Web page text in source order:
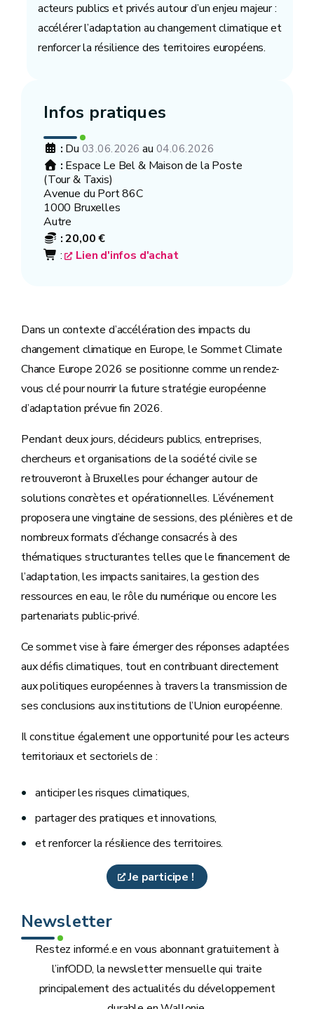
acteurs publics et privés autour d’un enjeu majeur :
accélérer l’adaptation au changement climatique et
renforcer la résilience des territoires européens.
Infos pratiques
: Du 03.06.2026 au 04.06.2026
: Espace Le Bel & Maison de la Poste
(Tour & Taxis)
Avenue du Port 86C
1000 Bruxelles
Autre
: 20,00 €
:
Lien d'infos d'achat
Dans un contexte d’accélération des impacts du
changement climatique en Europe, le Sommet Climate
Chance Europe 2026 se positionne comme un rendez-
vous clé pour nourrir la future stratégie européenne
d’adaptation prévue fin 2026.
Pendant deux jours, décideurs publics, entreprises,
chercheurs et organisations de la société civile se
retrouveront à Bruxelles pour échanger autour de
solutions concrètes et opérationnelles. L’événement
proposera une vingtaine de sessions, des plénières et de
nombreux formats d’échange consacrés à des
thématiques structurantes telles que le financement de
l’adaptation, les impacts sanitaires, la gestion des
ressources en eau, le rôle du numérique ou encore les
partenariats public-privé.
Ce sommet vise à faire émerger des réponses adaptées
aux défis climatiques, tout en contribuant directement
aux politiques européennes à travers la transmission de
ses conclusions aux institutions de l’Union européenne.
Il constitue également une opportunité pour les acteurs
territoriaux et sectoriels de :
anticiper les risques climatiques,
partager des pratiques et innovations,
et renforcer la résilience des territoires.
Je participe !
Newsletter
Restez informé.e en vous abonnant gratuitement à
l’infODD, la newsletter mensuelle qui traite
principalement des actualités du développement